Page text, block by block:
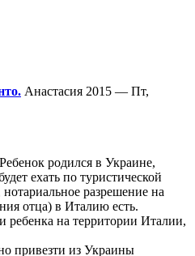
Анастасия 2015 — Пт,
родился в Украине,
ехать по туристической
разрешение на
отца) в Италию есть.
ребенка на территории Италии,
привезти из Украины